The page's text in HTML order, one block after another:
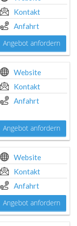
Kontakt
Anfahrt
Angebot anfordern
Website
Kontakt
Anfahrt
Angebot anfordern
Website
Kontakt
Anfahrt
Angebot anfordern